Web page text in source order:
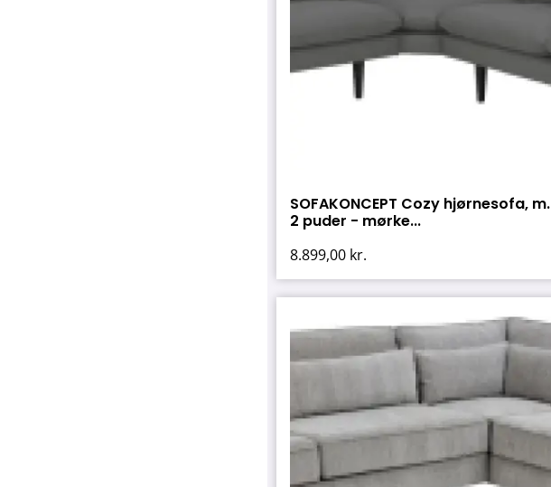
SOFAKONCEPT Cozy hjørnesofa, m.
2 puder - mørke...
8.899,00 kr.